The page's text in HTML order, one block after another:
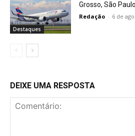
Destaques
Grosso, São
Redação - 6 de
DEIXE UMA RESPOSTA